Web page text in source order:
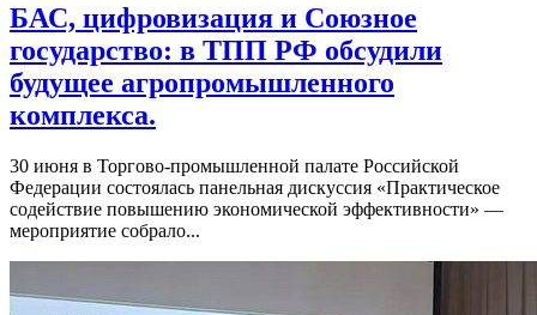
БАС, цифровизация и Союзное
государство: в ТПП РФ обсудили
будущее агропромышленного
комплекса.
30 июня в Торгово-промышленной палате Российской
Федерации состоялась панельная дискуссия «Практическое
содействие повышению экономической эффективности» —
мероприятие собрало...